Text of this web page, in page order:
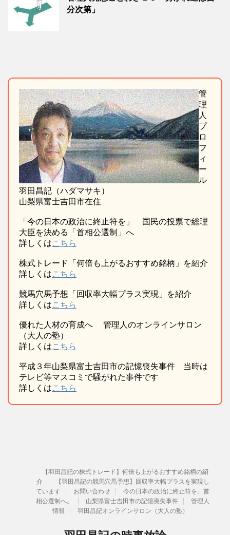
分次第」
管
理
人
プ
ロ
フ
ィ
ー
ル
羽田昌記（ハダマサキ）
山梨県富士吉田市在住
「今の日本の政治に終止符を」 国民の投票で総理
大臣を決める「首相公選制」へ
詳しくはこちら
株式トレード「何倍も上がるおすすめ銘柄」を紹介
詳しくはこちら
競馬穴馬予想「回収率大幅プラス実現」を紹介
詳しくはこちら
優れた人材の育成へ 管理人のオンラインサロン
（大人の塾）
詳しくはこちら
平成３年山梨県富士吉田市の記憶喪失事件 当時は
テレビ等マスコミで騒がれた事件です
詳しくはこちら
【羽田昌記の株式トレード】何倍も上がるおすすめ銘柄の紹
介
【羽田昌記の競馬穴馬予想】回収率大幅プラスを実現し
ています
お問い合わせ
今の日本の政治に終止符を。首
相公選制へ。
山梨県富士吉田市の記憶喪失事件
管理人
情報
羽田昌記オンラインサロン（大人の塾）